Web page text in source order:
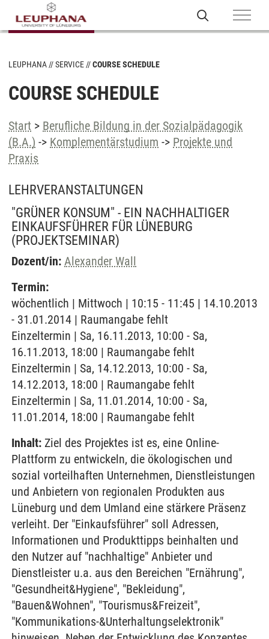
LEUPHANA SERVICE COURSE SCHEDULE
COURSE SCHEDULE
Start > Berufliche Bildung in der Sozialpädagogik
(B.A.) -> Komplementärstudium -> Projekte und
Praxis
LEHRVERANSTALTUNGEN
"GRÜNER KONSUM" - EIN NACHHALTIGER
EINKAUFSFÜHRER FÜR LÜNEBURG
(PROJEKTSEMINAR)
Dozent/in: Alexander Wall
Termin:
wöchentlich | Mittwoch | 10:15 - 11:45 | 14.10.2013
- 31.01.2014 | Raumangabe fehlt
Einzeltermin | Sa, 16.11.2013, 10:00 - Sa,
16.11.2013, 18:00 | Raumangabe fehlt
Einzeltermin | Sa, 14.12.2013, 10:00 - Sa,
14.12.2013, 18:00 | Raumangabe fehlt
Einzeltermin | Sa, 11.01.2014, 10:00 - Sa,
11.01.2014, 18:00 | Raumangabe fehlt
Inhalt: Ziel des Projektes ist es, eine Online-
Plattform zu entwickeln, die ökologischen und
sozial vorteilhaften Unternehmen, Dienstleistungen
und Anbietern von regionalen Produkten aus
Lüneburg und dem Umland eine stärkere Präsenz
verleiht. Der "Einkaufsführer" soll Adressen,
Informationen und Produkttipps beinhalten und
den Nutzer auf "nachhaltige" Anbieter und
Dienstleister u.a. aus den Bereichen "Ernährung",
"Gesundheit&Hygiene", "Bekleidung",
"Bauen&Wohnen", "Tourismus&Freizeit",
"Kommunikations-&Unterhaltungselektronik"